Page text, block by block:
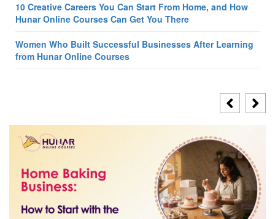
10 Creative Careers You Can Start From Home, and How
Hunar Online Courses Can Get You There
Women Who Built Successful Businesses After Learning
from Hunar Online Courses